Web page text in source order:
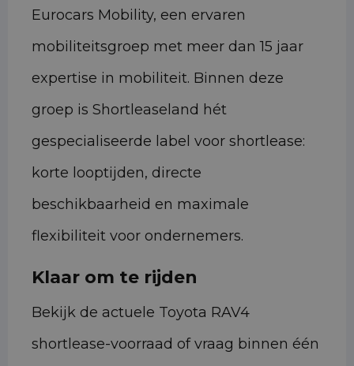
Eurocars Mobility, een ervaren
mobiliteitsgroep met meer dan 15 jaar
expertise in mobiliteit. Binnen deze
groep is Shortleaseland hét
gespecialiseerde label voor shortlease:
korte looptijden, directe
beschikbaarheid en maximale
flexibiliteit voor ondernemers.
Klaar om te rijden
Bekijk de actuele Toyota RAV4
shortlease-voorraad of vraag binnen één